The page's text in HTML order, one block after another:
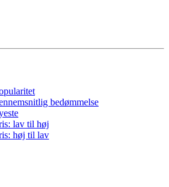
bedømmelse
lav til høj
høj til lav